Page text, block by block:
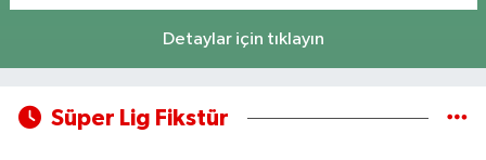
Detaylar için tıklayın
Süper Lig Fikstür